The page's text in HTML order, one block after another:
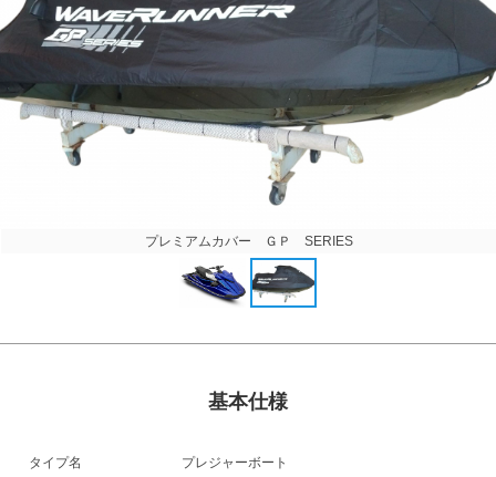
プレミアムカバー ＧＰ SERIES
基本仕様
タイプ名 プレジャーボート